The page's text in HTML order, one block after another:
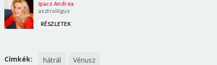
Ipacs Andrea
asztrológus
RÉSZLETEK
Címkék: hátrál Vénusz